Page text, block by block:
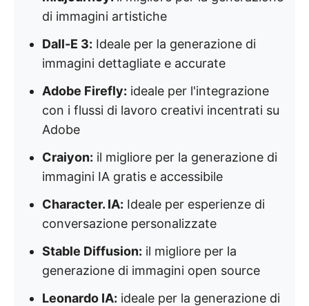
di immagini artistiche
Dall-E 3: Ideale per la generazione di
immagini dettagliate e accurate
Adobe Firefly: ideale per l'integrazione
con i flussi di lavoro creativi incentrati su
Adobe
Craiyon: il migliore per la generazione di
immagini IA gratis e accessibile
Character. IA: Ideale per esperienze di
conversazione personalizzate
Stable Diffusion: il migliore per la
generazione di immagini open source
Leonardo IA: ideale per la generazione di